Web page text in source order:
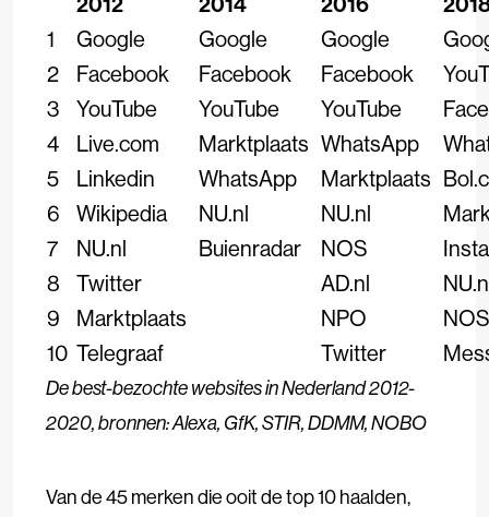
1
Google Google Google
2
Facebook Facebook Facebook
3
YouTube YouTube YouTube
4
Live.com Marktplaats WhatsApp
5
Linkedin WhatsApp Marktplaats
6
Wikipedia NU.nl NU.nl
7
NU.nl Buienradar NOS
8
Twitter AD.nl
9
Marktplaats NPO
NOS
10 Telegraaf Twitter
De best-bezochte websites in Nederland 2012-
2020, bronnen: Alexa, GfK, STIR, DDMM, NOBO
Van de 45 merken die ooit de top 10 haalden,